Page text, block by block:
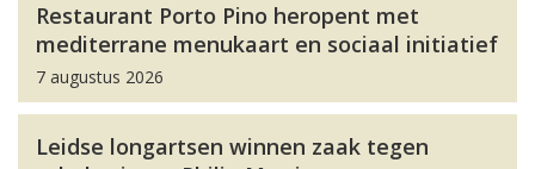
Restaurant Porto Pino heropent met
mediterrane menukaart en sociaal initiatief
7 augustus 2026
Leidse longartsen winnen zaak tegen